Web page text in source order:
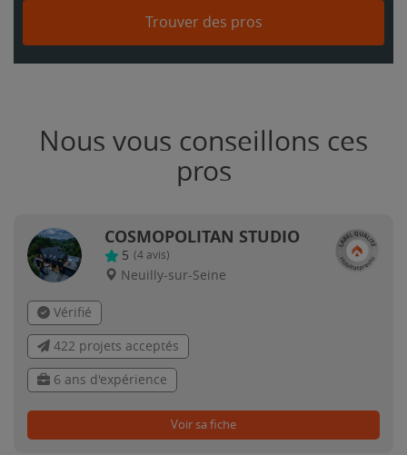
Trouver des pros
Nous vous conseillons ces
pros
COSMOPOLITAN STUDIO
5 (4 avis)
Neuilly-sur-Seine
Vérifié
422 projets acceptés
6 ans d'expérience
Voir sa fiche